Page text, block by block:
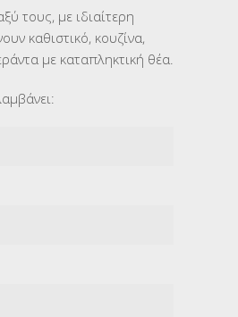
τους, με ιδιαίτερη
καθιστικό, κουζίνα,
με καταπληκτική θέα.